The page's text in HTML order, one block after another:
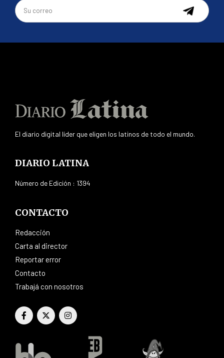
El diario digital líder que eligen los latinos de todo el mundo.
DIARIO LATINA
Número de Edición : 1394
CONTACTO
Redacción
Carta al director
Reportar error
Contacto
Trabajá con nosotros